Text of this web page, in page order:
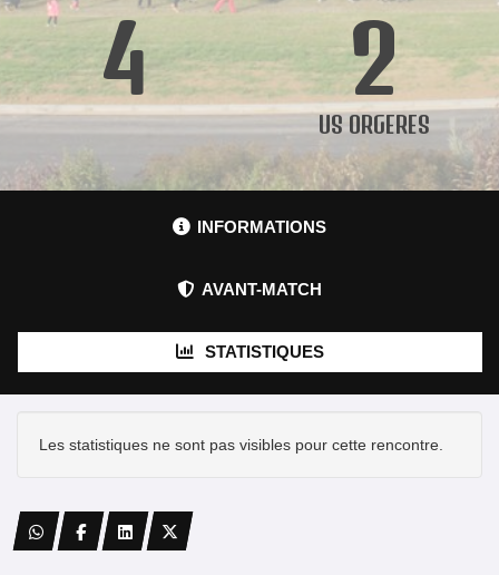
4 2
US ORGERES
INFORMATIONS
AVANT-MATCH
STATISTIQUES
Les statistiques ne sont pas visibles pour cette rencontre.